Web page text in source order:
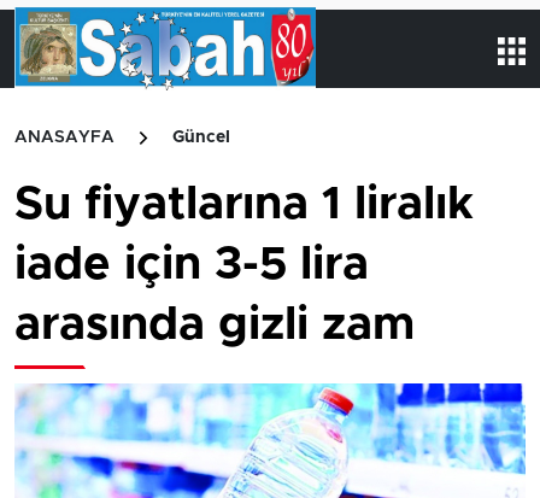
ANASAYFA Güncel
Su fiyatlarına 1 liralık
iade için 3-5 lira
arasında gizli zam